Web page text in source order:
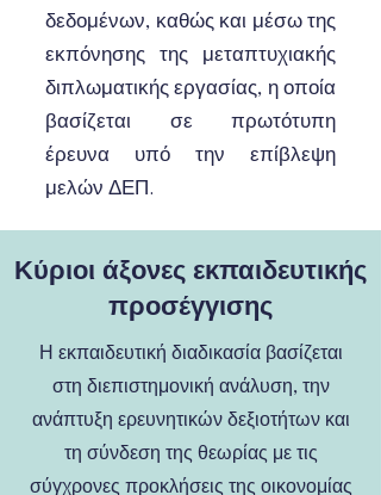
δεδομένων, καθώς και μέσω της
εκπόνησης της μεταπτυχιακής
διπλωματικής εργασίας, η οποία
βασίζεται σε πρωτότυπη
έρευνα υπό την επίβλεψη
μελών ΔΕΠ.
Κύριοι άξονες εκπαιδευτικής
προσέγγισης
Η εκπαιδευτική διαδικασία βασίζεται
στη διεπιστημονική ανάλυση, την
ανάπτυξη ερευνητικών δεξιοτήτων και
τη σύνδεση της θεωρίας με τις
σύγχρονες προκλήσεις της οικονομίας